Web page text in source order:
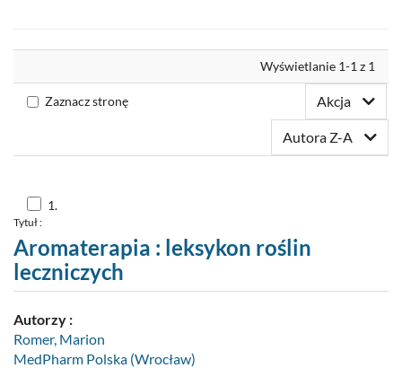
Zaproponuj zakup
Wyświetlanie 1-1 z 1
Zaznacz stronę Akcja
Autora Z-A
Skocz
do
1
1.
Tytuł :
Aromaterapia : leksykon roślin
leczniczych
Autorzy :
Romer, Marion
MedPharm Polska (Wrocław)